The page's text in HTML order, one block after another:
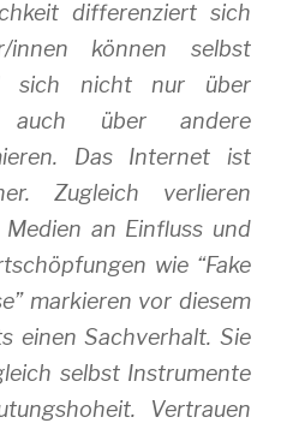
differenziert sich
innen können selbst
sich nicht nur über
auch über andere
Das Internet ist
Zugleich verlieren
an Einfluss und
wie “Fake
markieren vor diesem
einen Sachverhalt. Sie
selbst Instrumente
Vertrauen